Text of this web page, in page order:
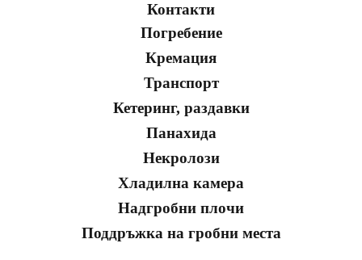
Контакти
Погребение
Кремация
Транспорт
Кетеринг, раздавки
Панахида
Некролози
Хладилна камера
Надгробни плочи
Поддръжка на гробни места